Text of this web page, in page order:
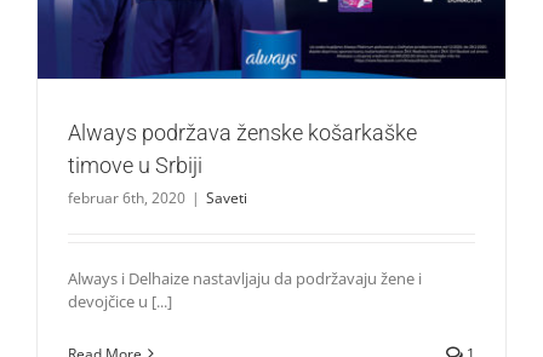
Always podržava ženske košarkaške
timove u Srbiji
februar 6th, 2020 | Saveti
Always i Delhaize nastavljaju da podržavaju žene i
devojčice u [...]